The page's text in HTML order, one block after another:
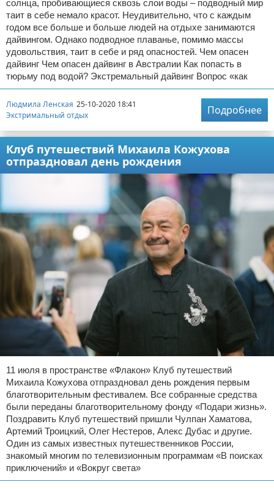
солнца, пробивающиеся сквозь слои воды – подводный мир
таит в себе немало красот. Неудивительно, что с каждым
годом все больше и больше людей на отдыхе занимаются
дайвингом. Однако подводное плаванье, помимо массы
удовольствия, таит в себе и ряд опасностей. Чем опасен
дайвинг Чем опасен дайвинг в Австралии Как попасть в
тюрьму под водой? Экстремальный дайвинг Вопрос «как
Людмила Ленская 25-10-2020 18:41
Экстримальный отдых
Подробнее
Клуб путешествий Михаила Кожухова
отпраздновал день рождения
11 июля в пространстве «Флакон» Клуб путешествий
Михаила Кожухова отпраздновал день рождения первым
благотворительным фестивалем. Все собранные средства
были переданы благотворительному фонду «Подари жизнь».
Поздравить Клуб путешествий пришли Чулпан Хаматова,
Артемий Троицкий, Олег Нестеров, Алекс Дубас и другие.
Один из самых известных путешественников России,
знакомый многим по телевизионным программам «В поисках
приключений» и «Вокруг света»